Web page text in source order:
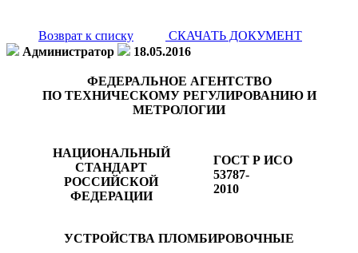
Возврат к списку
СКАЧАТЬ ДОКУМЕНТ
Администратор
18.05.2016
ФЕДЕРАЛЬНОЕ АГЕНТСТВО
ПО ТЕХНИЧЕСКОМУ РЕГУЛИРОВАНИЮ И
МЕТРОЛОГИИ
НАЦИОНАЛЬНЫЙ
СТАНДАРТ
РОССИЙСКОЙ
ФЕДЕРАЦИИ
ГОСТ Р ИСО
53787-
2010
УСТРОЙСТВА ПЛОМБИРОВОЧНЫЕ